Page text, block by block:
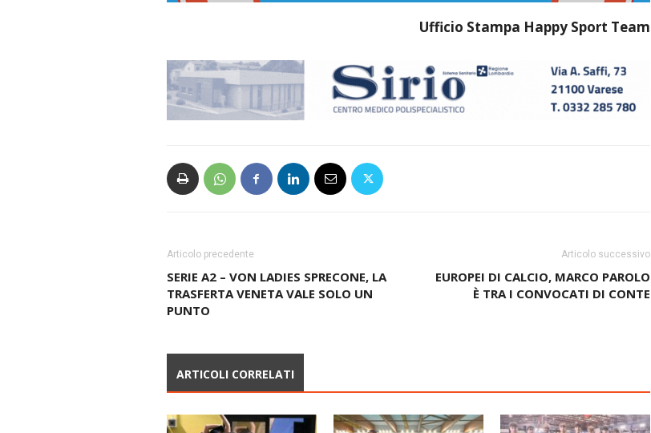
Ufficio Stampa Happy Sport Team
Articolo precedente
SERIE A2 – VON LADIES SPRECONE, LA
TRASFERTA VENETA VALE SOLO UN
PUNTO
Articolo successivo
EUROPEI DI CALCIO, MARCO PAROLO
È TRA I CONVOCATI DI CONTE
ARTICOLI CORRELATI